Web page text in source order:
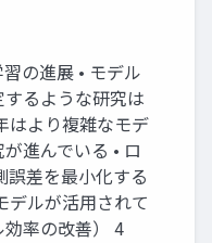
の進展 • モデル
るような研究は
はより複雑なモデ
進んでいる • ロ
差を最小化する
デルが活用されて
率の改善） 4